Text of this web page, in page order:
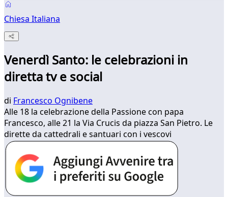
Chiesa Italiana
Venerdì Santo: le celebrazioni in
diretta tv e social
di Francesco Ognibene
Alle 18 la celebrazione della Passione con papa
Francesco, alle 21 la Via Crucis da piazza San Pietro. Le
dirette da cattedrali e santuari con i vescovi